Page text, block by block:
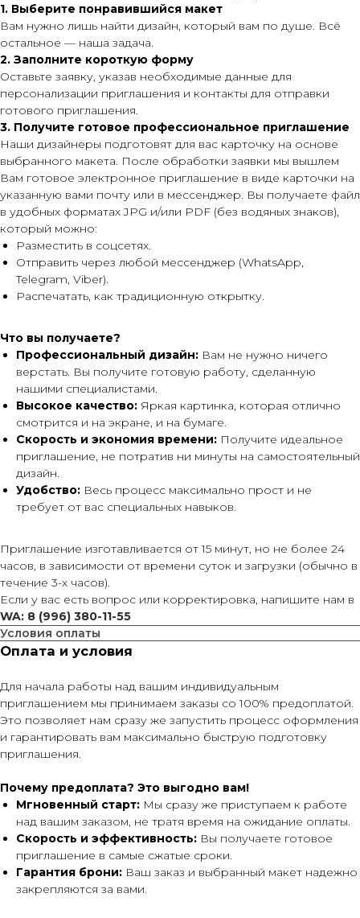
1. Выберите понравившийся макет
Вам нужно лишь найти дизайн, который вам по душе. Всё
остальное — наша задача.
2. Заполните короткую форму
Оставьте заявку, указав необходимые данные для
персонализации приглашения и контакты для отправки
готового приглашения.
3. Получите готовое профессиональное приглашение
Наши дизайнеры подготовят для вас карточку на основе
выбранного макета. После обработки заявки мы вышлем
Вам готовое электронное приглашение в виде карточки на
указанную вами почту или в мессенджер. Вы получаете файл
в удобных форматах JPG и/или PDF (без водяных знаков),
который можно:
Разместить в соцсетях.
Отправить через любой мессенджер (WhatsApp,
Telegram, Viber).
Распечатать, как традиционную открытку.
Что вы получаете?
Профессиональный дизайн: Вам не нужно ничего
верстать. Вы получите готовую работу, сделанную
нашими специалистами.
Высокое качество: Яркая картинка, которая отлично
смотрится и на экране, и на бумаге.
Скорость и экономия времени: Получите идеальное
приглашение, не потратив ни минуты на самостоятельный
дизайн.
Удобство: Весь процесс максимально прост и не
требует от вас специальных навыков.
Приглашение изготавливается от 15 минут, но не более 24
часов, в зависимости от времени суток и загрузки (обычно в
течение 3-х часов).
Если у вас есть вопрос или корректировка, напишите нам в
WA: 8 (996) 380-11-55
Условия оплаты
Оплата и условия
Для начала работы над вашим индивидуальным
приглашением мы принимаем заказы со 100% предоплатой.
Это позволяет нам сразу же запустить процесс оформления
и гарантировать вам максимально быструю подготовку
приглашения.
Почему предоплата? Это выгодно вам!
Мгновенный старт: Мы сразу же приступаем к работе
над вашим заказом, не тратя время на ожидание оплаты.
Скорость и эффективность: Вы получаете готовое
приглашение в самые сжатые сроки.
Гарантия брони: Ваш заказ и выбранный макет надежно
закрепляются за вами.